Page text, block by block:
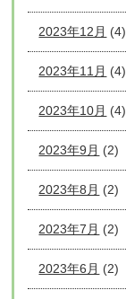
2023年12月 (4)
2023年11月 (4)
2023年10月 (4)
2023年9月 (2)
2023年8月 (2)
2023年7月 (2)
2023年6月 (2)